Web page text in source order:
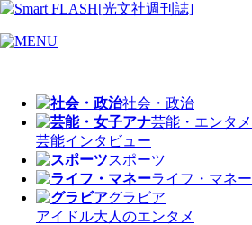
社会・政治
芸能・エンタメ
芸能インタビュー
スポーツ
ライフ・マネー
グラビア
アイドル大人のエンタメ